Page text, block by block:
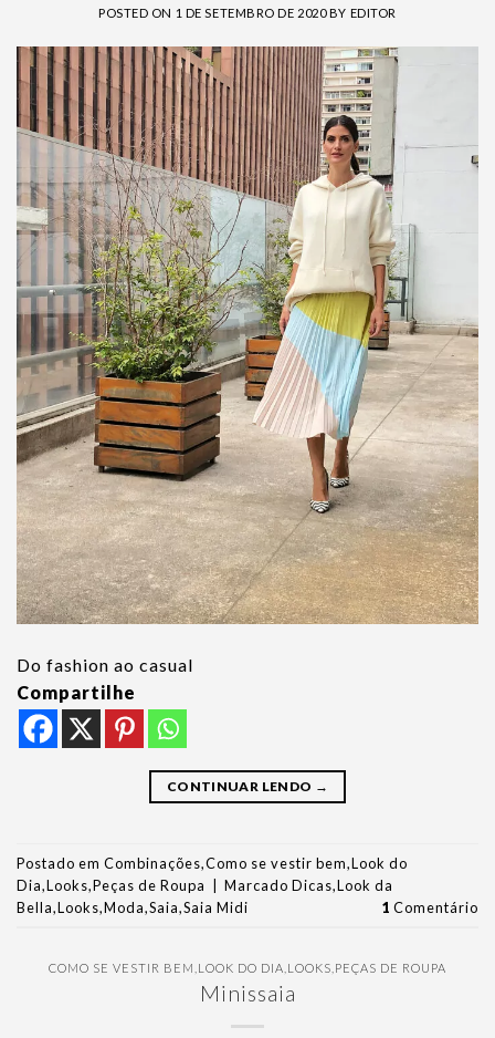
POSTED ON 1 DE SETEMBRO DE 2020 BY EDITOR
Do fashion ao casual
Compartilhe
CONTINUAR LENDO →
Postado em Combinações,Como se vestir bem,Look do
Dia,Looks,Peças de Roupa Marcado Dicas,Look da
Bella,Looks,Moda,Saia,Saia Midi 1 Comentário
COMO SE VESTIR BEM LOOK DO DIA LOOKS PEÇAS DE ROUPA
Minissaia